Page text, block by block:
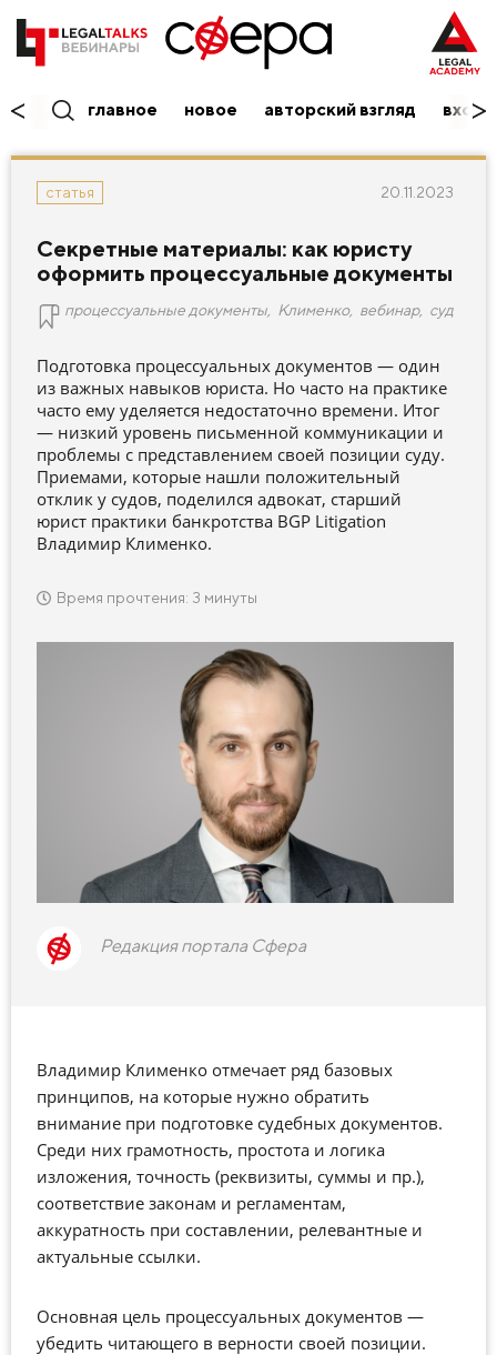
главное новое авторский взгляд вход/
статья 20.11.2023
Секретные материалы: как юристу
оформить процессуальные документы
процессуальные документы Клименко, вебинар, суд
Подготовка процессуальных документов — один
из важных навыков юриста. Но часто на практике
часто ему уделяется недостаточно времени. Итог
— низкий уровень письменной коммуникации и
проблемы с представлением своей позиции суду.
Приемами, которые нашли положительный
отклик у судов, поделился адвокат, старший
юрист практики банкротства BGP Litigation
Владимир Клименко.
Время прочтения: 3 минуты
Редакция портала Сфера
Владимир Клименко отмечает ряд базовых
принципов, на которые нужно обратить
внимание при подготовке судебных документов.
Среди них грамотность, простота и логика
изложения, точность (реквизиты, суммы и пр.),
соответствие законам и регламентам,
аккуратность при составлении, релевантные и
актуальные ссылки.
Основная цель процессуальных документов —
убедить читающего в верности своей позиции.